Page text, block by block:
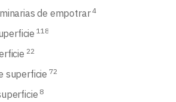
de empotrar 4
118
22
superficie 72
8